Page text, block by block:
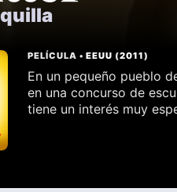
PELÍCULA •EEUU (2011)
En un pequeño pueblo
en una concurso de
tiene un interés muy